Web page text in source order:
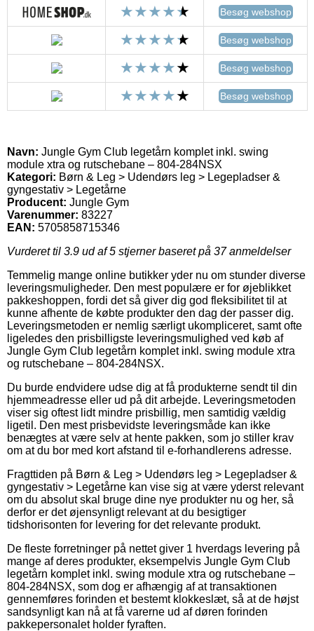
Besøg webshop
Besøg webshop
Besøg webshop
Besøg webshop
Navn: Jungle Gym Club legetårn komplet inkl. swing
module xtra og rutschebane – 804-284NSX
Kategori: Børn & Leg > Udendørs leg > Legepladser &
gyngestativ > Legetårne
Producent: Jungle Gym
Varenummer: 83227
EAN: 5705858715346
Vurderet til 3.9 ud af 5 stjerner baseret på 37anmeldelser
Temmelig mange online butikker yder nu om stunder diverse
leveringsmuligheder. Den mest populære er for øjeblikket
pakkeshoppen, fordi det så giver dig god fleksibilitet til at
kunne afhente de købte produkter den dag der passer dig.
Leveringsmetoden er nemlig særligt ukompliceret, samt ofte
ligeledes den prisbilligste leveringsmulighed ved køb af
Jungle Gym Club legetårn komplet inkl. swing module xtra
og rutschebane – 804-284NSX.
Du burde endvidere udse dig at få produkterne sendt til din
hjemmeadresse eller ud på dit arbejde. Leveringsmetoden
viser sig oftest lidt mindre prisbillig, men samtidig vældig
ligetil. Den mest prisbevidste leveringsmåde kan ikke
benægtes at være selv at hente pakken, som jo stiller krav
om at du bor med kort afstand til e-forhandlerens adresse.
Fragttiden på Børn & Leg > Udendørs leg > Legepladser &
gyngestativ > Legetårne kan vise sig at være yderst relevant
om du absolut skal bruge dine nye produkter nu og her, så
derfor er det øjensynligt relevant at du besigtiger
tidshorisonten for levering for det relevante produkt.
De fleste forretninger på nettet giver 1 hverdags levering på
mange af deres produkter, eksempelvis Jungle Gym Club
legetårn komplet inkl. swing module xtra og rutschebane –
804-284NSX, som dog er afhængig af at transaktionen
gennemføres forinden et bestemt klokkeslæt, så at de højst
sandsynligt kan nå at få varerne ud af døren forinden
pakkepersonalet holder fyraften.